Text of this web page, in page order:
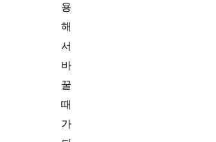
용
해
서
바
꿀
때
가